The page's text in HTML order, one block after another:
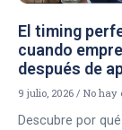
El timing
cuando
después de
9 julio, 2026 No hay
Descubre por